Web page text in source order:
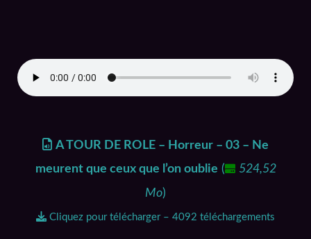
A TOUR DE ROLE – Horreur – 03 – Ne
meurent que ceux que l’on oublie (
524,52
Mo)
Cliquez pour télécharger – 4092 téléchargements